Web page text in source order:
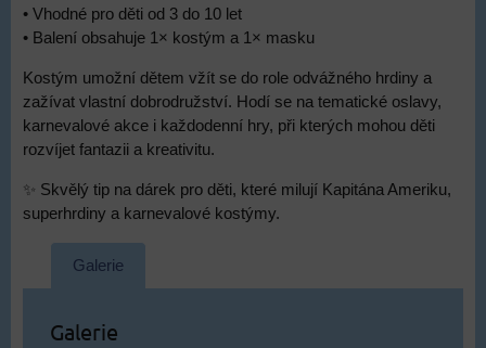
• Vhodné pro děti od 3 do 10 let
• Balení obsahuje 1× kostým a 1× masku
Kostým umožní dětem vžít se do role odvážného hrdiny a
zažívat vlastní dobrodružství. Hodí se na tematické oslavy,
karnevalové akce i každodenní hry, při kterých mohou děti
rozvíjet fantazii a kreativitu.
✨ Skvělý tip na dárek pro děti, které milují Kapitána Ameriku,
superhrdiny a karnevalové kostýmy.
Galerie
Galerie